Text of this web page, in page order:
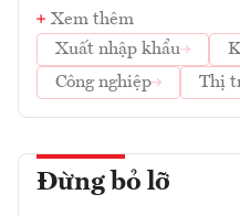
Xem thêm
Xuất nhập khẩu
Công nghiệp
Thị
Đừng bỏ lỡ